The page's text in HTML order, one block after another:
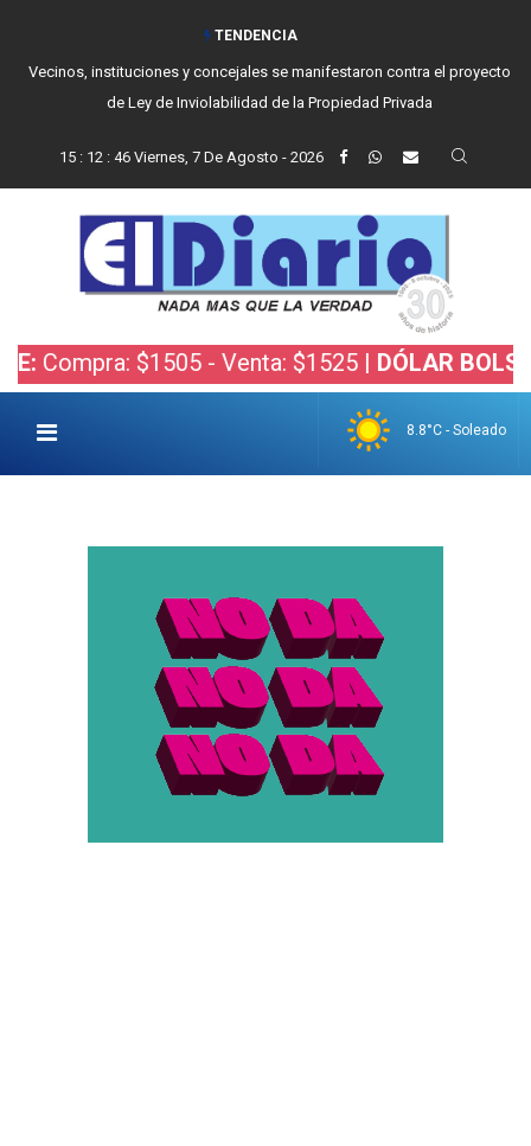
TENDENCIA
Vecinos, instituciones y concejales se manifestaron contra el proyecto
de Ley de Inviolabilidad de la Propiedad Privada
15: 12: 47 Viernes, 7 De Agosto - 2026
$1505 - Venta: $1525 |DÓLAR BOLSA:
8.8°C - Soleado